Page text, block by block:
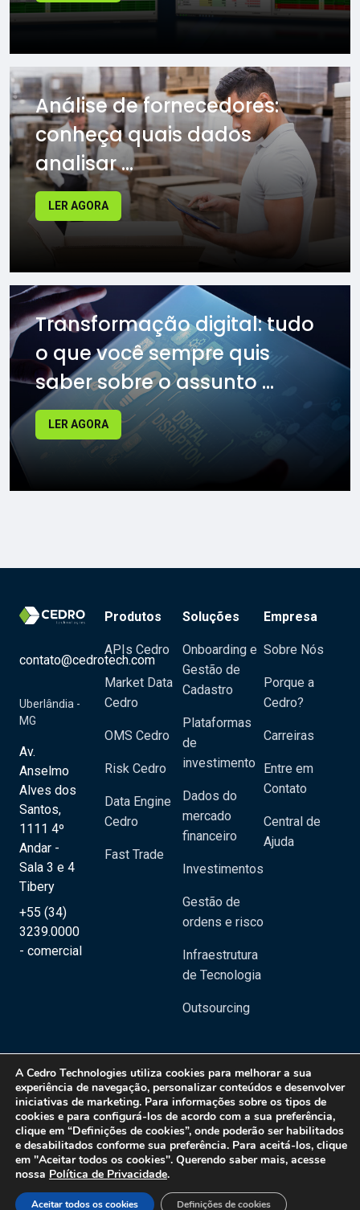
Análise de fornecedores:
conheça quais dados
analisar ...
LER AGORA
Transformação digital: tudo
o que você sempre quis
saber sobre o assunto ...
LER AGORA
A Cedro Technologies utiliza cookies para melhorar a sua
experiência de navegação, personalizar conteúdos e desenvolver
iniciativas de marketing. Para informações sobre os tipos de
cookies e para configurá-los de acordo com a sua preferência,
clique em “Definições de cookies”, onde poderão ser habilitados
e desabilitados conforme sua preferência. Para aceitá-los, clique
em "Aceitar todos os cookies". Querendo saber mais, acesse
nossa Política de Privacidade.
Aceitar todos os cookies Definições de cookies
contato@cedrotech.com
Uberlândia -
MG
Av.
Anselmo
Alves dos
Santos,
1111 4º
Andar -
Sala 3 e 4
Tibery
+55 (34)
3239.0000
- comercial
Produtos
APIs Cedro
Market Data
Cedro
OMS Cedro
Risk Cedro
Data Engine
Cedro
Fast Trade
Soluções
Onboarding e
Gestão de
Cadastro
Plataformas
de
investimento
Dados do
mercado
financeiro
Investimentos
Gestão de
ordens e risco
Infraestrutura
de Tecnologia
Outsourcing
Empresa
Sobre Nós
Porque a
Cedro?
Carreiras
Entre em
Contato
Central de
Ajuda
Copyright 2020 © Cedro Technologies - Todos os direitos reservados | CNPJ:
20.129.023/0001-08
Política de Privacidade